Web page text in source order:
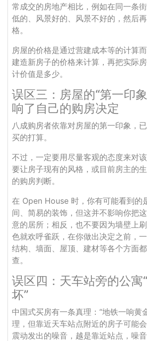
常成交的房地产相比，例如在同一条
低的、风景好的、风景不好的，然后
格。
房屋的价格是通过营建成本等的计算
建造新房子的价格来计算，再把实际
计价值是多少。
误区三：房屋的“第一印
响了自己的购房决定
八成购房者依靠对房屋的第一印象，
买的打算。
不过，一定要用尽量客观的态度来对
要让房子现有的风格，或目前房主的
的购房判断。
在 Open House 时，你有可能看到的
间、简易的装饰，但这并不影响你把
意的居所；相反，也不要因为墙壁上
色就欢呼雀跃，在你做出决定之前，
结构、墙面、屋顶、建材等各个方面
查。
误区四：天车站旁的公寓
坏”
中国式买房有一条真理：“地铁一响黄
理，但靠近天车站点附近的房子可能
震动发出的噪音，越是靠近站点，噪